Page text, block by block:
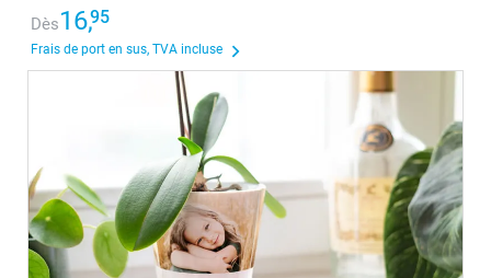
Dès16,95
Frais de port en sus, TVA incluse